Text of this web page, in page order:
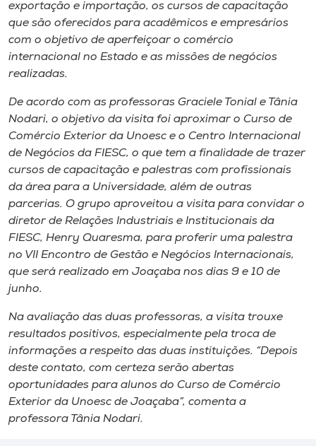
Unoesc
Store
Selecione
A+
A-
exportação e importação, os cursos de capacitação
que são oferecidos para acadêmicos e empresários
com o objetivo de aperfeiçoar o comércio
internacional no Estado e as missões de negócios
realizadas.
De acordo com as professoras Graciele Tonial e Tânia
Nodari, o objetivo da visita foi aproximar o Curso de
Comércio Exterior da Unoesc e o Centro Internacional
de Negócios da FIESC, o que tem a finalidade de trazer
cursos de capacitação e palestras com profissionais
da área para a Universidade, além de outras
parcerias. O grupo aproveitou a visita para convidar o
diretor de Relações Industriais e Institucionais da
FIESC, Henry Quaresma, para proferir uma palestra
no VII Encontro de Gestão e Negócios Internacionais,
que será realizado em Joaçaba nos dias 9 e 10 de
junho.
Na avaliação das duas professoras, a visita trouxe
resultados positivos, especialmente pela troca de
informações a respeito das duas instituições. “Depois
deste contato, com certeza serão abertas
oportunidades para alunos do Curso de Comércio
Exterior da Unoesc de Joaçaba”, comenta a
professora Tânia Nodari.